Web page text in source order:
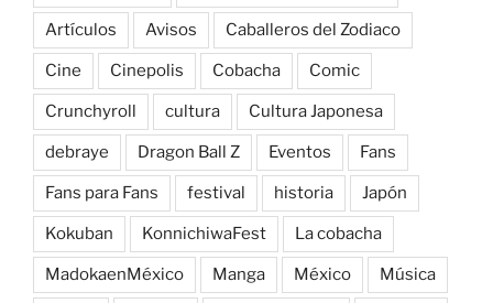
Artículos Avisos Caballeros del Zodiaco
Cine Cinepolis Cobacha Comic
Crunchyroll cultura Cultura Japonesa
debraye Dragon Ball Z Eventos Fans
Fans para Fans festival historia Japón
Kokuban KonnichiwaFest La cobacha
MadokaenMéxico Manga México Música